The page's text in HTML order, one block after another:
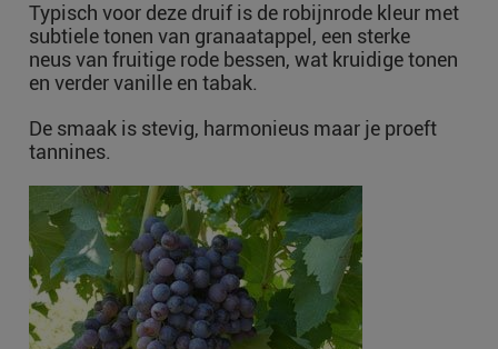
Typisch voor deze druif is de robijnrode kleur met
subtiele tonen van granaatappel, een sterke
neus van fruitige rode bessen, wat kruidige tonen
en verder vanille en tabak.
De smaak is stevig, harmonieus maar je proeft
tannines.